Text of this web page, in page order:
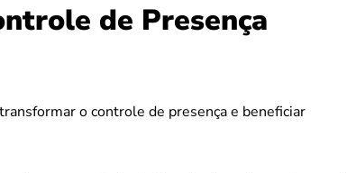
de Presença
o controle de presença e beneficiar